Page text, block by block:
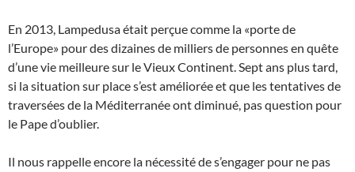
En 2013, Lampedusa était perçue comme la «porte de
l’Europe» pour des dizaines de milliers de personnes en quête
d’une vie meilleure sur le Vieux Continent. Sept ans plus tard,
si la situation sur place s’est améliorée et que les tentatives de
traversées de la Méditerranée ont diminué, pas question pour
le Pape d’oublier.
Il nous rappelle encore la nécessité de s’engager pour ne pas